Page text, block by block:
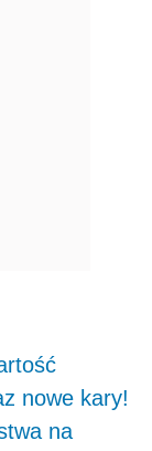
nowe kary!
na